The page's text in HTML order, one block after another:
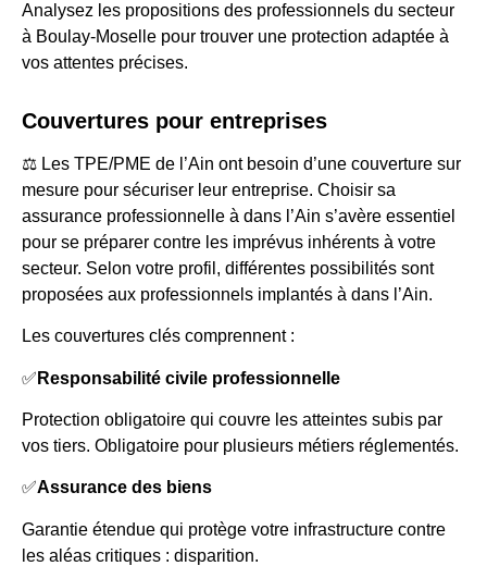
Analysez les propositions des professionnels du secteur
à Boulay-Moselle pour trouver une protection adaptée à
vos attentes précises.
Couvertures pour entreprises
⚖️ Les TPE/PME de l’Ain ont besoin d’une couverture sur
mesure pour sécuriser leur entreprise. Choisir sa
assurance professionnelle à dans l’Ain s’avère essentiel
pour se préparer contre les imprévus inhérents à votre
secteur. Selon votre profil, différentes possibilités sont
proposées aux professionnels implantés à dans l’Ain.
Les couvertures clés comprennent :
✅ Responsabilité civile professionnelle
Protection obligatoire qui couvre les atteintes subis par
vos tiers. Obligatoire pour plusieurs métiers réglementés.
✅Assurance des biens
Garantie étendue qui protège votre infrastructure contre
les aléas critiques : disparition.